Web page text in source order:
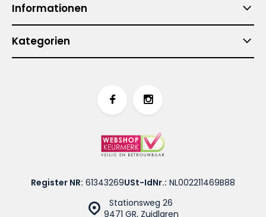
Informationen
Kategorien
Stationsweg 26
9471 GR, Zuidlaren
Register NR: 61343269USt-IdNr.: NL002211469B88